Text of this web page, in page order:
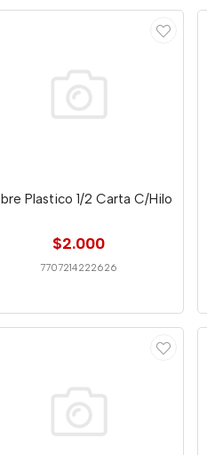
Plastico 1/2 Carta C/Hilo
$2.000
7707214222626